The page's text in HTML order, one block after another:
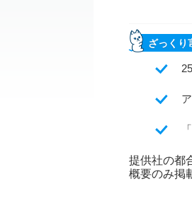
ざっくり
提供社の都
概要のみ掲